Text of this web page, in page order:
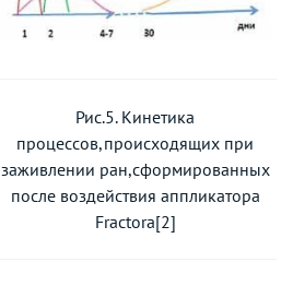
Рис.5. Кинетика
процессов,происходящих при
заживлении ран,сформированных
после воздействия аппликатора
Fractora[2]